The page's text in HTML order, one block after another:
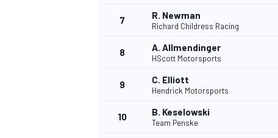
7 R. Newman
Richard Childress Racing
8 A. Allmendinger
HScott Motorsports
9 C. Elliott
Hendrick Motorsports
10 B. Keselowski
Team Penske